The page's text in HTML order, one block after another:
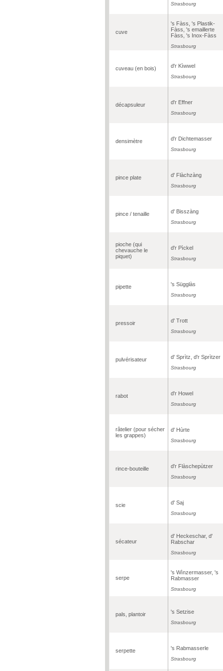
Strasbourg
cuve
's Fàss, 's Plastik-
Fàss, 's emaillerte
Fàss, 's Inox-Fàss
Strasbourg
cuveau (en bois) d'r Kìwwel
Strasbourg
décapsuleur d'r Effner
Strasbourg
densimètre d'r Dichtemasser
Strasbourg
pince plate d' Flàchzàng
Strasbourg
pince / tenaille d' Bisszàng
Strasbourg
pioche (qui
chevauche le
piquet)
d'r Pìckel
Strasbourg
pipette 's Sügglàs
Strasbourg
pressoir d' Trott
Strasbourg
pulvérisateur d' Sprìtz, d'r Sprìtzer
Strasbourg
rabot d'r Howel
Strasbourg
râtelier (pour sécher
les grappes)
d' Hùrte
Strasbourg
rince-bouteille d'r Flàschepùtzer
Strasbourg
scie d' Saj
Strasbourg
sécateur
d' Heckeschar, d'
Rabschar
Strasbourg
serpe
's Wìnzermasser, 's
Rabmasser
Strasbourg
pals, plantoir 's Setzise
Strasbourg
serpette 's Rabmasserle
Strasbourg